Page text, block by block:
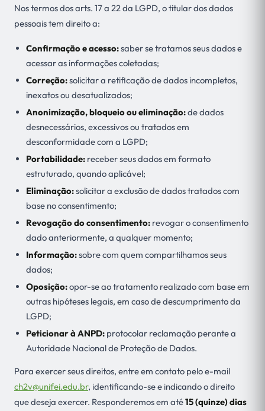
Nos termos dos arts. 17 a 22 da LGPD, o titular dos dados
pessoais tem direito a:
Confirmação e acesso:saber se tratamos seus dados e
acessar as informações coletadas;
Correção:solicitar a retificação de dados incompletos,
inexatos ou desatualizados;
Anonimização, bloqueio ou eliminação:de dados
desnecessários, excessivos ou tratados em
desconformidade com a LGPD;
Portabilidade: receber seus dados em formato
estruturado, quando aplicável;
Eliminação:solicitar a exclusão de dados tratados com
base no consentimento;
Revogação do consentimento: revogar o consentimento
dado anteriormente, a qualquer momento;
Informação:sobre com quem compartilhamos seus
dados;
Oposição:opor-se ao tratamento realizado com base em
outras hipóteses legais, em caso de descumprimento da
LGPD;
Peticionar à ANPD: protocolar reclamação perante a
Autoridade Nacional de Proteção de Dados.
Para exercer seus direitos, entre em contato pelo e-mail
ch2v@unifei.edu.br, identificando-se e indicando o direito
que deseja exercer. Responderemos em até15 (quinze) dias